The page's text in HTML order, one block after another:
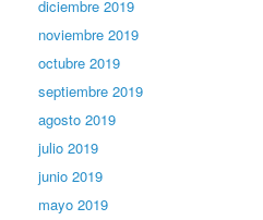
diciembre 2019
noviembre 2019
octubre 2019
septiembre 2019
agosto 2019
julio 2019
junio 2019
mayo 2019